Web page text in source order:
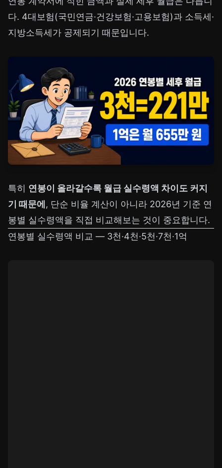
다. 4대보험(국민연금·건강보험·고용보험)과 소득세·
지방소득세가 공제되기 때문입니다.
특히 연봉이 올라갈수록 월급 실수령액 차이도 커지
기 때문에 , 단순 비율 계산이 아니라 2026년 기준 연
봉별 실수령액을 직접 비교해보는 것이 중요합니다.
연봉별 실수령액 비교 — 3천·4천·5천·7천·1억